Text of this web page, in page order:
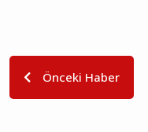
Önceki Haber